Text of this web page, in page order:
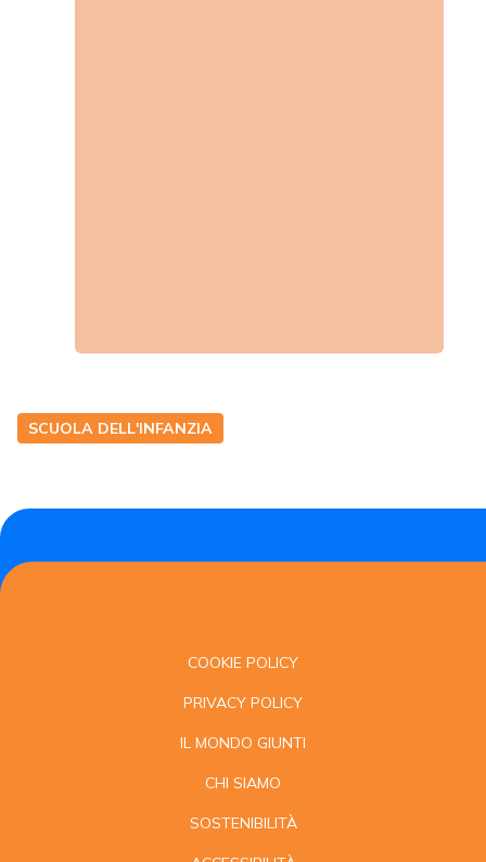
SCUOLA DELL'INFANZIA
COOKIE POLICY
PRIVACY POLICY
IL MONDO GIUNTI
CHI SIAMO
SOSTENIBILITÀ